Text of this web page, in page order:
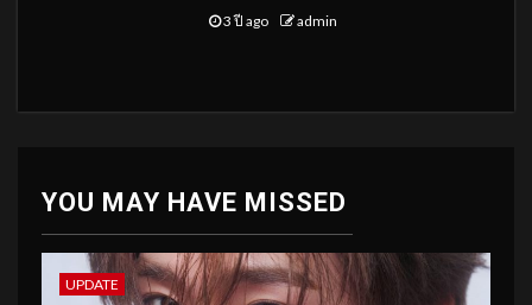
3 ปี ago admin
YOU MAY HAVE MISSED
UPDATE